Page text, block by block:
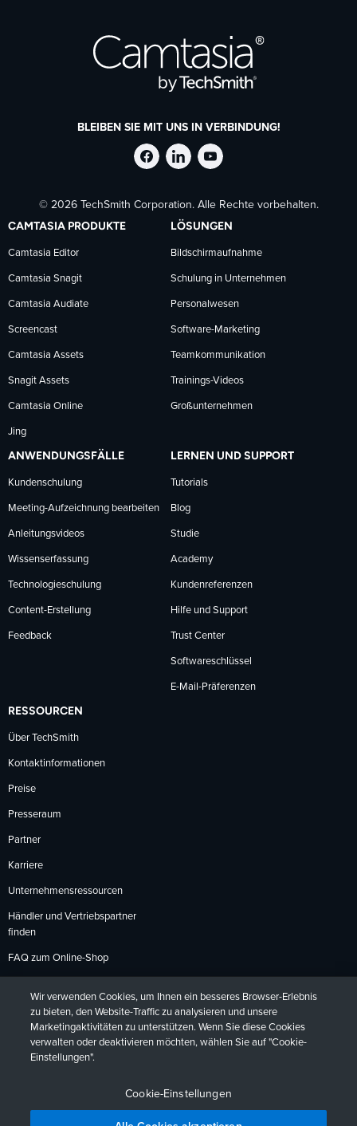
BLEIBEN SIE MIT UNS IN VERBINDUNG!
TechSmith
auf
Facebook
folgen
TechSmith
auf
LinkedIn
folgen
TechSmith
auf
YouTube
folgen
© 2026 TechSmith Corporation. Alle Rechte vorbehalten.
CAMTASIA PRODUKTE
Camtasia Editor
Camtasia Snagit
Camtasia Audiate
Screencast
Camtasia Assets
Snagit Assets
Camtasia Online
Jing
LÖSUNGEN
Bildschirmaufnahme
Schulung in Unternehmen
Personalwesen
Software-Marketing
Teamkommunikation
Trainings-Videos
Großunternehmen
ANWENDUNGSFÄLLE
Kundenschulung
Meeting-Aufzeichnung bearbeiten
Anleitungsvideos
Wissenserfassung
Technologieschulung
Content-Erstellung
Feedback
LERNEN UND SUPPORT
Tutorials
Blog
Studie
Academy
Kundenreferenzen
Hilfe und Support
Trust Center
Softwareschlüssel
E-Mail-Präferenzen
RESSOURCEN
Über TechSmith
Kontaktinformationen
Preise
Presseraum
Partner
Karriere
Unternehmensressourcen
Händler und Vertriebspartner
finden
FAQ zum Online-Shop
Rückgabebedingungen
DeutschFrançaisEspañol日本語
Wir verwenden Cookies, um Ihnen ein besseres Browser-Erlebnis
zu bieten, den Website-Traffic zu analysieren und unsere
Marketingaktivitäten zu unterstützen. Wenn Sie diese Cookies
verwalten oder deaktivieren möchten, wählen Sie auf "Cookie-
Einstellungen".
Cookie-Einstellungen